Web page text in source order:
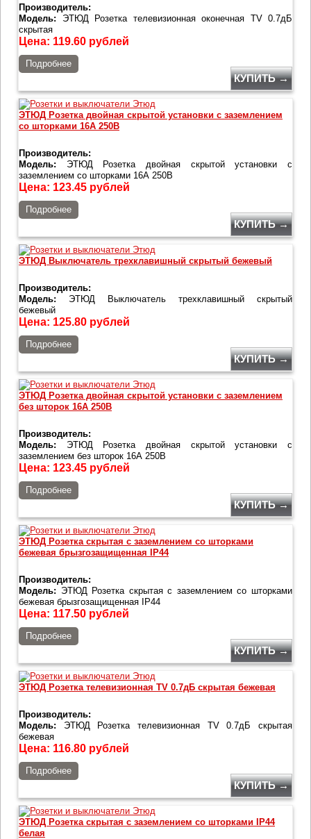
Производитель:
Модель: ЭТЮД Розетка телевизионная оконечная TV 0.7дБ
скрытая
Цена: 119.60 рублей
Подробнее
КУПИТЬ →
ЭТЮД Розетка двойная скрытой установки с заземлением
со шторками 16А 250B
Производитель:
Модель: ЭТЮД Розетка двойная скрытой установки с
заземлением со шторками 16А 250B
Цена: 123.45 рублей
Подробнее
КУПИТЬ →
ЭТЮД Выключатель трехклавишный скрытый бежевый
Производитель:
Модель: ЭТЮД Выключатель трехклавишный скрытый
бежевый
Цена: 125.80 рублей
Подробнее
КУПИТЬ →
ЭТЮД Розетка двойная скрытой установки с заземлением
без шторок 16А 250B
Производитель:
Модель: ЭТЮД Розетка двойная скрытой установки с
заземлением без шторок 16А 250B
Цена: 123.45 рублей
Подробнее
КУПИТЬ →
ЭТЮД Розетка скрытая с заземлением со шторками
бежевая брызгозащищенная IP44
Производитель:
Модель: ЭТЮД Розетка скрытая с заземлением со шторками
бежевая брызгозащищенная IP44
Цена: 117.50 рублей
Подробнее
КУПИТЬ →
ЭТЮД Розетка телевизионная TV 0.7дБ скрытая бежевая
Производитель:
Модель: ЭТЮД Розетка телевизионная TV 0.7дБ скрытая
бежевая
Цена: 116.80 рублей
Подробнее
КУПИТЬ →
ЭТЮД Розетка скрытая с заземлением со шторками IP44
белая